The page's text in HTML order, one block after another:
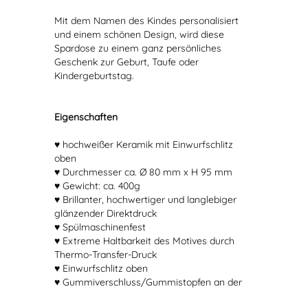
Mit dem Namen des Kindes personalisiert
und einem schönen Design, wird diese
Spardose zu einem ganz persönliches
Geschenk zur Geburt, Taufe oder
Kindergeburtstag.
Eigenschaften
♥ hochweißer Keramik mit Einwurfschlitz
oben
♥ Durchmesser ca. Ø 80 mm x H 95 mm
♥ Gewicht: ca. 400g
♥ Brillanter, hochwertiger und langlebiger
glänzender Direktdruck
♥ Spülmaschinenfest
♥ Extreme Haltbarkeit des Motives durch
Thermo-Transfer-Druck
♥ Einwurfschlitz oben
♥ Gummiverschluss/Gummistopfen an der